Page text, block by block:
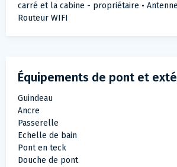
carré et la cabine - propriétaire •
Routeur WIFI
Équipements de pont et
Guindeau
Ancre
Passerelle
Echelle de bain
Pont en teck
Douche de pont